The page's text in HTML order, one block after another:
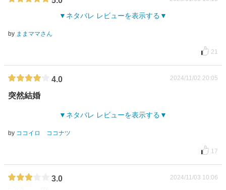
ネタバレ レビューを表示する
by ままママさん
21
4.0 2024/11/02 20:05
突然結婚
ネタバレ レビューを表示する
by ココイロ ココナツ
17
3.0 2024/11/03 10:06